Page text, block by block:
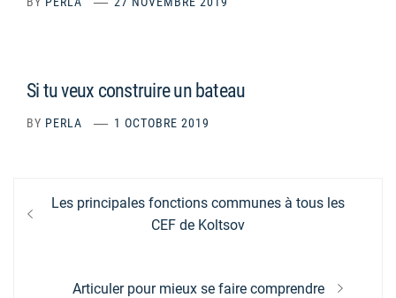
Si tu veux construire un bateau
BY PERLA 1 OCTOBRE 2019
Navigation
de
Previous
Les principales fonctions communes à tous les
CEF de Koltsov
Next
Articuler pour mieux se faire comprendre